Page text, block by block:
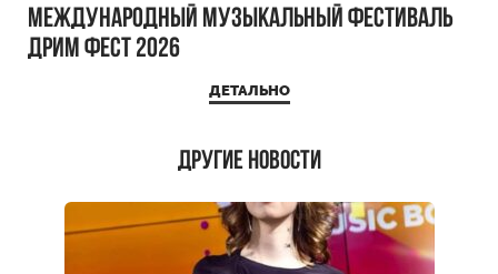
Международный музыкальный фестиваль
ДРИМ ФЕСТ 2026
ДЕТАЛЬНО
Другие новости